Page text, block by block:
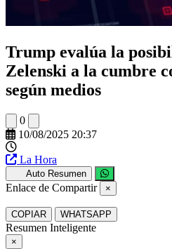
Trump evalúa la
Zelenski a la cumbre
según medios
0
10/08/2025 20:37
La Hora
Auto Resumen
Enlace de Compartir ×
COPIAR WHATSAPP
Resumen Inteligente
×